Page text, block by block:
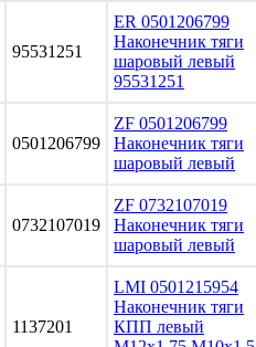
95531251
ER 0501206799
Наконечник тяги
шаровый левый
95531251
0501206799
ZF 0501206799
Наконечник тяги
шаровый левый
0732107019
ZF 0732107019
Наконечник тяги
шаровый левый
1137201
LMI 0501215954
Наконечник тяги
КПП левый